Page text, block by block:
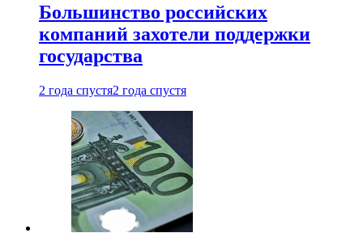
Большинство российских
компаний захотели поддержки
государства
2 года спустя2 года спустя